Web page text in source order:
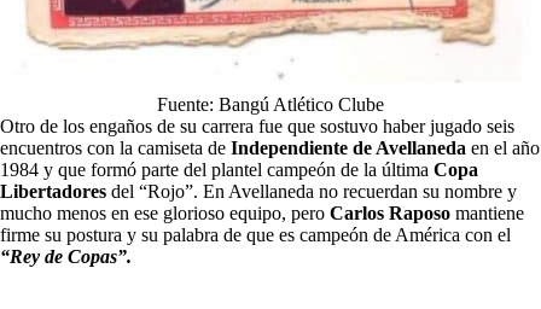
Fuente: Bangú Atlético Clube
Otro de los engaños de su carrera fue que sostuvo haber jugado seis
encuentros con la camiseta de Independiente de Avellaneda en el año
1984 y que formó parte del plantel campeón de la última Copa
Libertadores del “Rojo”. En Avellaneda no recuerdan su nombre y
mucho menos en ese glorioso equipo, pero Carlos Raposo mantiene
firme su postura y su palabra de que es campeón de América con el
“Rey de Copas”.